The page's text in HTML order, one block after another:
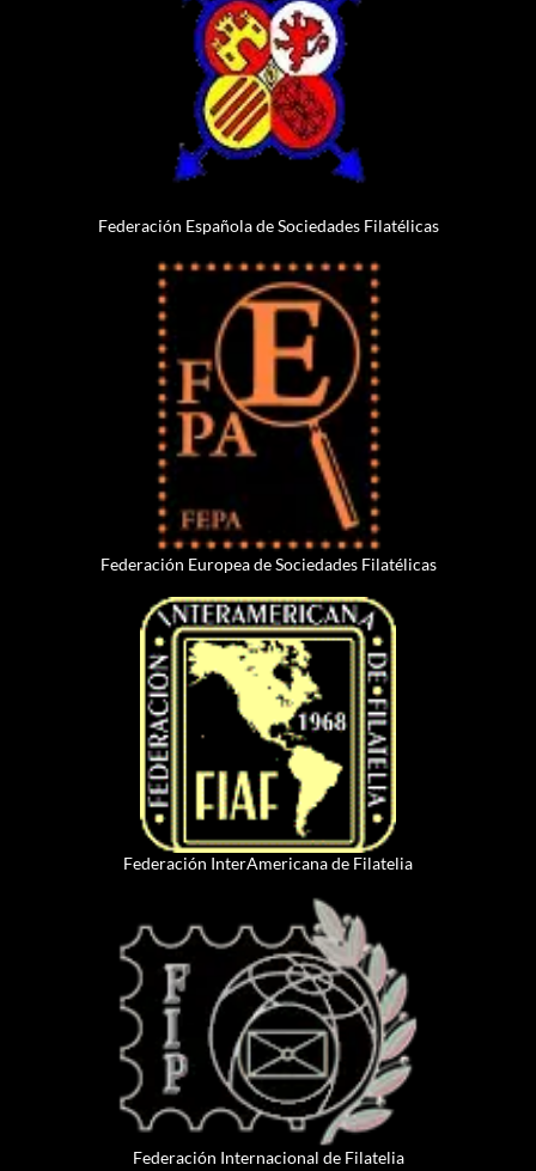
Federación Española de Sociedades Filatélicas
Federación Europea de Sociedades Filatélicas
Federación InterAmericana de Filatelia
Federación Internacional de Filatelia